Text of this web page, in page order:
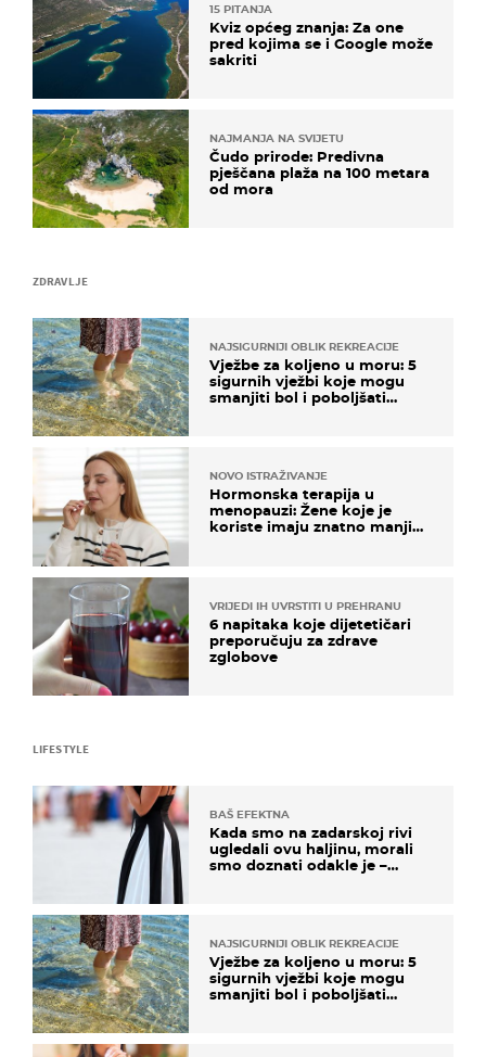
ZDRAVLJE
NAJSIGURNIJI OBLIK REKREACIJE
Vježbe za koljeno u moru: 5
sigurnih vježbi koje mogu
smanjiti bol i poboljšati
NOVO ISTRAŽIVANJE
Hormonska terapija u
menopauzi: Žene koje je
koriste imaju znatno manji
VRIJEDI IH UVRSTITI U PREHRANU
6 napitaka koje dijetetičari
preporučuju za zdrave
zglobove
15 PITANJA
Kviz općeg znanja: Za one
pred kojima se i Google može
sakriti
NAJMANJA NA SVIJETU
Čudo prirode: Predivna
pješčana plaža na 100 metara
od mora
LIFESTYLE
BAŠ EFEKTNA
Kada smo na zadarskoj rivi
ugledali ovu haljinu, morali
smo doznati odakle je –
NAJSIGURNIJI OBLIK REKREACIJE
Vježbe za koljeno u moru: 5
sigurnih vježbi koje mogu
smanjiti bol i poboljšati